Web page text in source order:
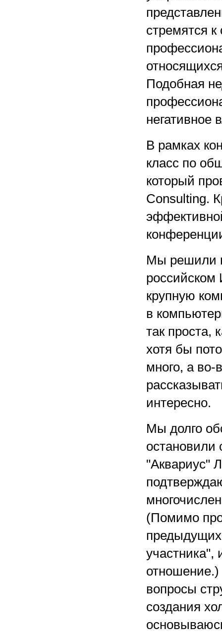
стремятся
Подобная
негативное
В рамках
класс по
который
Consulting.
Мы решили
крупную
в
так проста,
хотя бы
много, а во-
интересно.
Мы долго
остановили
"Аквариус"
(Помимо
предыдущих
участника",
вопросы
создания